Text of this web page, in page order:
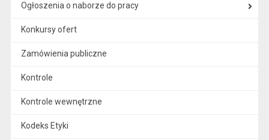
Ogłoszenia o naborze do pracy
Konkursy ofert
Zamówienia publiczne
Kontrole
Kontrole wewnętrzne
Kodeks Etyki